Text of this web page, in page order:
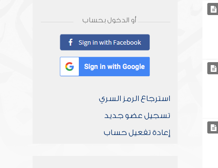
أو الدخول بحساب
استرجاع الرمز السري
تسجيل عضو جديد
إعادة تفعيل حساب